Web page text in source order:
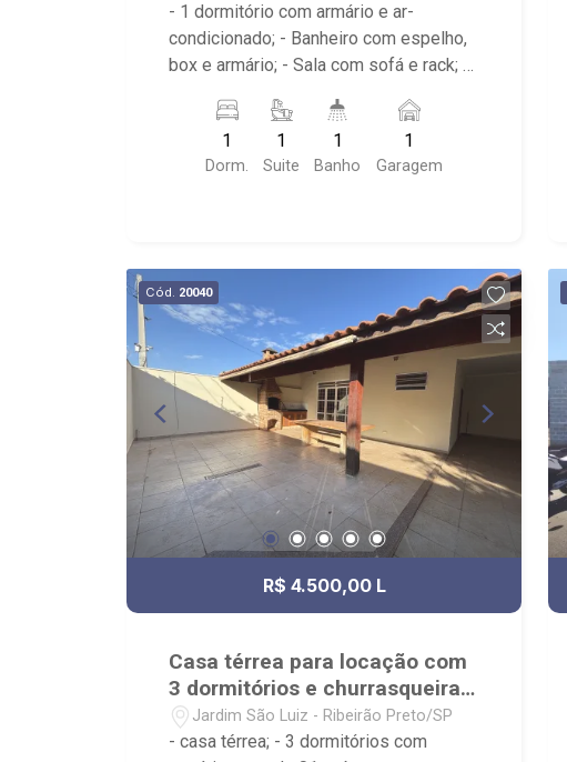
- 1 dormitório com armário e ar-
condicionado; - Banheiro com espelho,
box e armário; - Sala com sofá e rack; -
geladeira, microondas e fogão; -
Condomínio com portaria 24 horas, sala
de estudos, biblioteca, cozinha
HapiVida, UNAERP e Novo Shopping.
1
Dorm.
1
Suite
1
Banho
1
Garagem
Cód. 20040
R$ 4.500,00 L
Casa térrea para locação com
3 dormitórios e churrasqueira
Jd. São Luiz
Jardim São Luiz - Ribeirão Preto/SP
- casa térrea; - 3 dormitórios com